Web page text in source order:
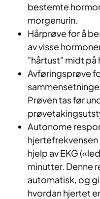
bestemte
morgenurin.
Hårprøve for å
av visse
"hårtust" midt på
Avføringsprøve
Prøven tas før
Autonome
hjertefrekvensen
hjelp av EKG
minutter. Denne
automatisk, og
hvordan hjertet